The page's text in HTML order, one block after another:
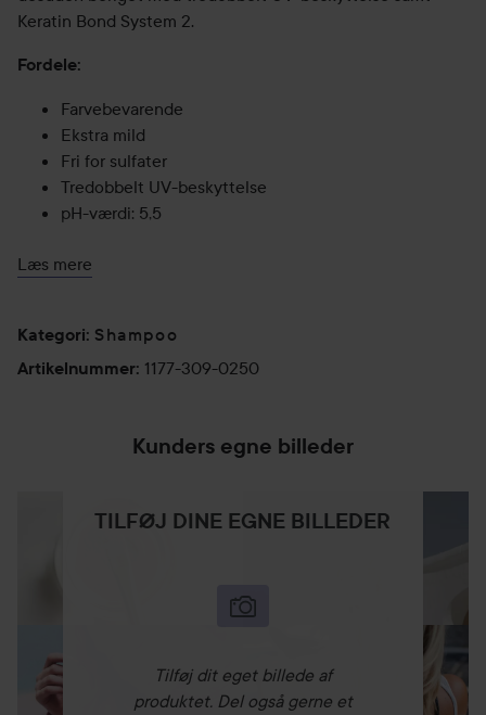
Keratin Bond System 2.
Fordele:
Farvebevarende
Ekstra mild
Fri for sulfater
Tredobbelt UV-beskyttelse
pH-værdi: 5,5
Brugsvejledning:
skumme, inden du skyller det ud igen. Fortsæt med Color
et maksimalt farvebevarende resultat.
Læs mere
Kategori: Shampoo
Artikelnummer: 1177-309-0250
Kunders egne billeder
TILFØJ DINE EGNE BILLEDER
Tilføj dit eget billede af
produktet. Del også gerne et